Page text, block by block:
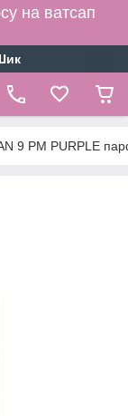
на ватсап
9 PM PURPLE